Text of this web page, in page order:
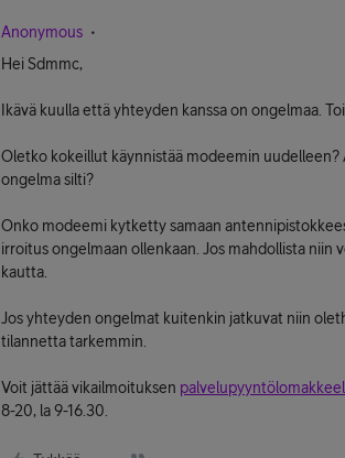
Anonymous
Hei Sdmmc,
Ikävä kuulla että yhteyden kanssa on ongelmaa.
Oletko kokeillut käynnistää modeemin
ongelma silti?
Onko modeemi kytketty samaan
irroitus ongelmaan ollenkaan. Jos mahdollista
kautta.
Jos yhteyden ongelmat kuitenkin jatkuvat niin
tilannetta tarkemmin.
Voit jättää vikailmoituksen
8-20, la 9-16.30.